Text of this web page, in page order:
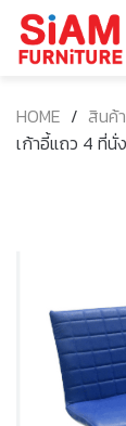
HOME / สินค้า
เก้าอี้แถว 4 ที่